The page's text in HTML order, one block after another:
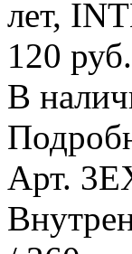
лет,
120 руб.
В
Арт.